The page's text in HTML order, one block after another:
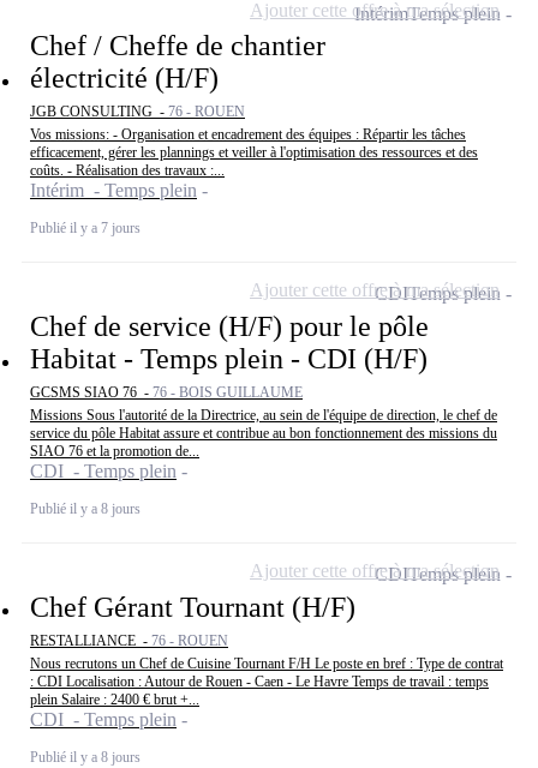
Chef / Cheffe de chantier
électricité (H/F)
JGB CONSULTING - 76 - ROUEN
Vos missions: - Organisation et encadrement des équipes : Répartir les tâches
efficacement, gérer les plannings et veiller à l'optimisation des ressources et des
coûts. - Réalisation des travaux :...
Intérim - Temps plein
Publié il y a 7 jours
IntérimTemps plein
Ajouter cette offre à ma sélection
Chef de service (H/F) pour le pôle
Habitat - Temps plein - CDI (H/F)
GCSMS SIAO 76 - 76 - BOIS GUILLAUME
Missions Sous l'autorité de la Directrice, au sein de l'équipe de direction, le chef de
service du pôle Habitat assure et contribue au bon fonctionnement des missions du
SIAO 76 et la promotion de...
CDI - Temps plein
Publié il y a 8 jours
CDITemps plein
Ajouter cette offre à ma sélection
Chef Gérant Tournant (H/F)
RESTALLIANCE - 76 - ROUEN
Nous recrutons un Chef de Cuisine Tournant F/H Le poste en bref : Type de contrat
: CDI Localisation : Autour de Rouen - Caen - Le Havre Temps de travail : temps
plein Salaire : 2400 € brut +...
CDI - Temps plein
Publié il y a 8 jours
CDITemps plein
Ajouter cette offre à ma sélection